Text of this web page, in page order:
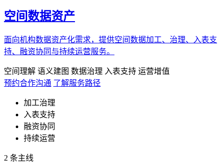
空间数据资产
面向机构数据资产化需求，提供空间数据加工、治理、入表支
持、融资协同与持续运营服务。
空间理解 语义建图 数据治理 入表支持 运营增值
预约合作沟通 了解服务路径
加工治理
入表支持
融资协同
持续运营
2 条主线